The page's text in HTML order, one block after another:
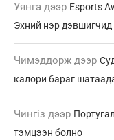
Уянга дээр Esports
Эхний нэр
Чимэддорж дээр
калори бараг
Чингіз дээр
тэмцээн болно